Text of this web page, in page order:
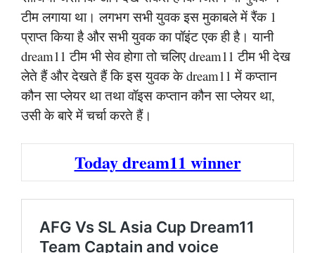
टीम लगाया था। लगभग सभी युवक इस मुकाबले में रैंक 1
प्राप्त किया है और सभी युवक का पॉइंट एक ही है। यानी
dream11 टीम भी सेव होगा तो चलिए dream11 टीम भी देख
लेते हैं और देखते हैं कि इस युवक के dream11 में कप्तान
कौन सा प्लेयर था तथा वॉइस कप्तान कौन सा प्लेयर था,
उसी के बारे में चर्चा करते हैं।
Today dream11 winner